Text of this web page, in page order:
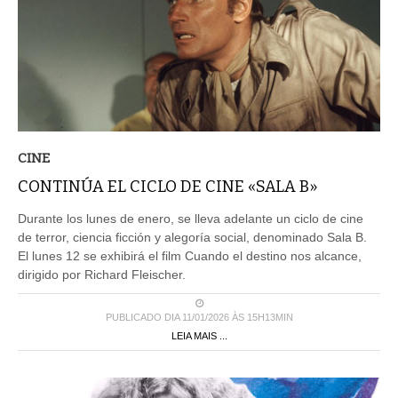
CINE
CONTINÚA EL CICLO DE CINE «SALA B»
Durante los lunes de enero, se lleva adelante un ciclo de cine
de terror, ciencia ficción y alegoría social, denominado Sala B.
El lunes 12 se exhibirá el film Cuando el destino nos alcance,
dirigido por Richard Fleischer.
PUBLICADO DIA 11/01/2026 ÀS 15H13MIN
LEIA MAIS ...